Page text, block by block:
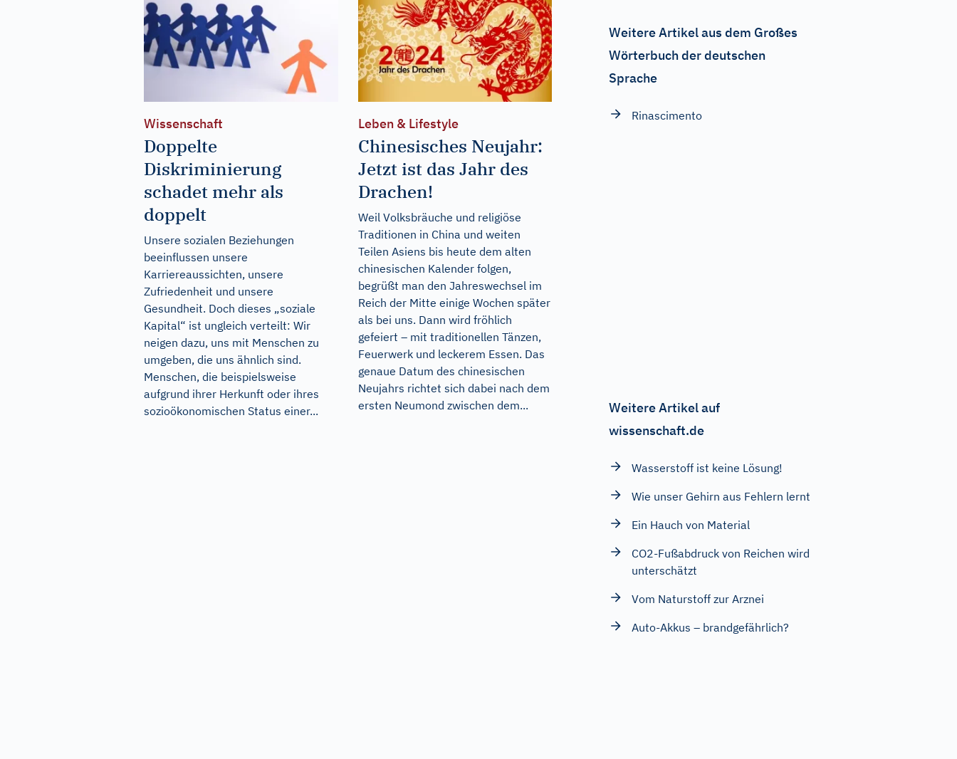
Wissenschaft
Doppelte
Diskriminierung
schadet mehr als
doppelt
Unsere sozialen Beziehungen
beeinflussen unsere
Karriereaussichten, unsere
Zufriedenheit und unsere
Gesundheit. Doch dieses „soziale
Kapital“ ist ungleich verteilt: Wir
neigen dazu, uns mit Menschen zu
umgeben, die uns ähnlich sind.
Menschen, die beispielsweise
aufgrund ihrer Herkunft oder ihres
sozioökonomischen Status einer...
Leben & Lifestyle
Chinesisches Neujahr:
Jetzt ist das Jahr des
Drachen!
Weil Volksbräuche und religiöse
Traditionen in China und weiten
Teilen Asiens bis heute dem alten
chinesischen Kalender folgen,
begrüßt man den Jahreswechsel im
Reich der Mitte einige Wochen später
als bei uns. Dann wird fröhlich
gefeiert – mit traditionellen Tänzen,
Feuerwerk und leckerem Essen. Das
genaue Datum des chinesischen
Neujahrs richtet sich dabei nach dem
ersten Neumond zwischen dem...
Weitere Artikel aus dem Großes
Wörterbuch der deutschen
Sprache
Rinascimento
Weitere Artikel auf
wissenschaft.de
Wasserstoff ist keine Lösung!
Wie unser Gehirn aus Fehlern lernt
Ein Hauch von Material
CO2-Fußabdruck von Reichen wird
unterschätzt
Vom Naturstoff zur Arznei
Auto-Akkus – brandgefährlich?